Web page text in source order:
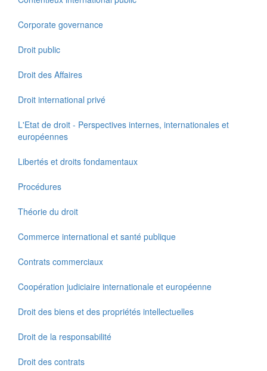
Corporate governance
Droit public
Droit des Affaires
Droit international privé
L'Etat de droit - Perspectives internes, internationales et
européennes
Libertés et droits fondamentaux
Procédures
Théorie du droit
Commerce international et santé publique
Contrats commerciaux
Coopération judiciaire internationale et européenne
Droit des biens et des propriétés intellectuelles
Droit de la responsabilité
Droit des contrats